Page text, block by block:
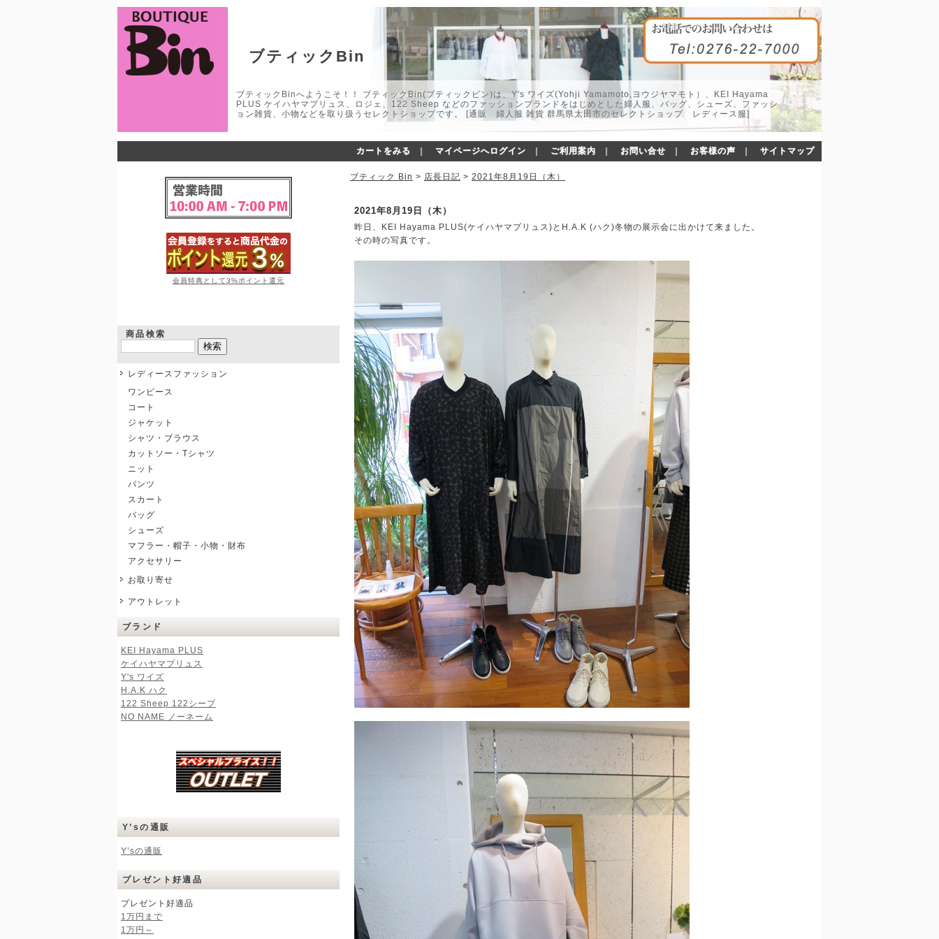
ブティックBin
ブティックBinへようこそ！！ ブティックBin(ブティックビン)は、Y's ワイズ(Yohji Yamamoto,ヨウジヤマモト）、KEI Hayama
PLUS ケイハヤマプリュス、ロジェ、122 Sheep などのファッションブランドをはじめとした婦人服、バッグ、シューズ、ファッシ
ョン雑貨、小物などを取り扱うセレクトショップです。 [通販 婦人服 雑貨 群馬県太田市のセレクトショップ レディース服]
カートをみる マイページへログイン ご利用案内 お問い合せ お客様の声 サイトマップ
会員特典として3%ポイント還元
商品検索
レディースファッション
ワンピース
コート
ジャケット
シャツ・ブラウス
カットソー・Tシャツ
ニット
パンツ
スカート
バッグ
シューズ
マフラー・帽子・小物・財布
アクセサリー
お取り寄せ
アウトレット
ブランド
KEI Hayama PLUS
ケイハヤマプリュス
Y's ワイズ
H.A.K ハク
122 Sheep 122シープ
NO NAME ノーネーム
Y’sの通販
Y’sの通販
プレゼント好適品
プレゼント好適品
1万円まで
1万円～
ブティック Bin > 店長日記 > 2021年8月19日（木）
2021年8月19日（木）
昨日、KEI Hayama PLUS(ケイハヤマプリュス)とH.A.K (ハク)冬物の展示会に出かけて来ました。
その時の写真です。